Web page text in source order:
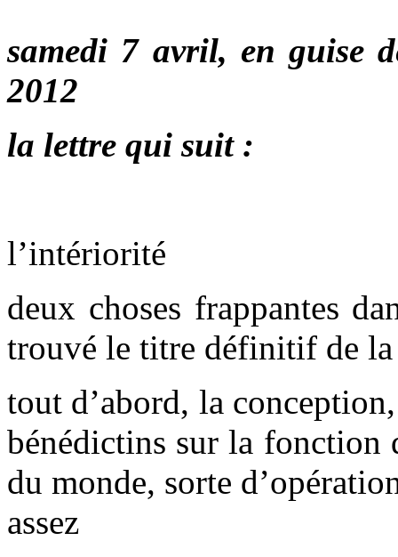
samedi 7 avril, en guise
2012
la lettre qui suit :
l’intériorité
deux choses frappantes
trouvé le titre définitif de la
tout d’abord, la
bénédictins sur la fonction
du monde, sorte
assez